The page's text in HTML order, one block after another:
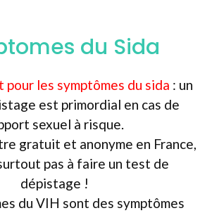
du Sida
les symptômes du sida : un
est primordial en cas de
sexuel à risque.
gratuit et anonyme en France,
pas à faire un test de
dépistage !
du VIH sont des symptômes